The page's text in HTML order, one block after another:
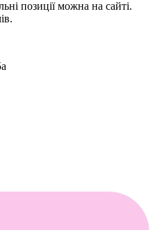
позиції можна на сайті.